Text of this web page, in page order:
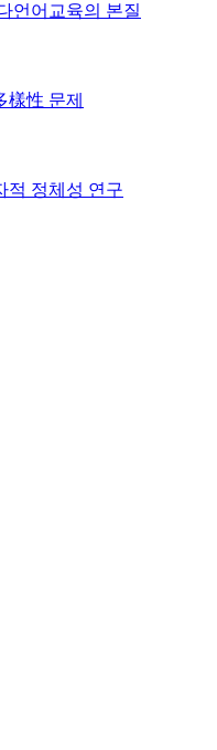
언어교육의 본질
性 문제
적 정체성 연구